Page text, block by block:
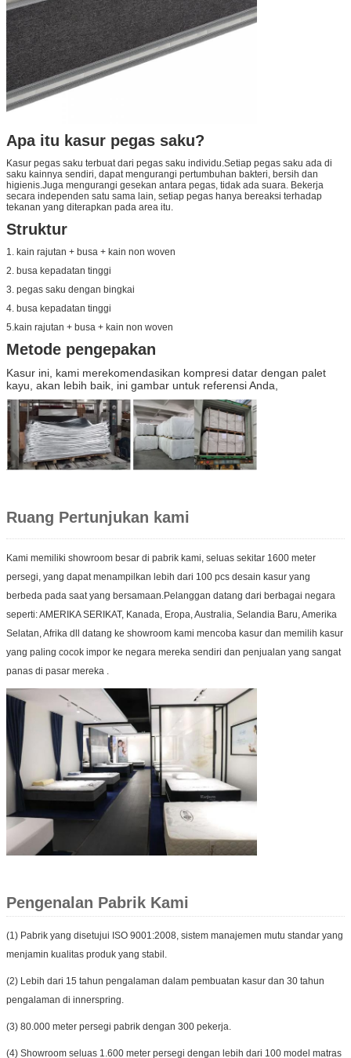
Apa itu kasur pegas saku?
Kasur pegas saku terbuat dari pegas saku individu.Setiap pegas saku ada di
saku kainnya sendiri, dapat mengurangi pertumbuhan bakteri, bersih dan
higienis.Juga mengurangi gesekan antara pegas, tidak ada suara. Bekerja
secara independen satu sama lain, setiap pegas hanya bereaksi terhadap
tekanan yang diterapkan pada area itu.
Struktur
1. kain rajutan + busa + kain non woven
2. busa kepadatan tinggi
3. pegas saku dengan bingkai
4. busa kepadatan tinggi
5.kain rajutan + busa + kain non woven
Metode pengepakan
Kasur ini, kami merekomendasikan kompresi datar dengan palet
kayu, akan lebih baik, ini gambar untuk referensi Anda,
Ruang Pertunjukan kami
Kami memiliki showroom besar di pabrik kami, seluas sekitar 1600 meter
persegi, yang dapat menampilkan lebih dari 100 pcs desain kasur yang
berbeda pada saat yang bersamaan.Pelanggan datang dari berbagai negara
seperti: AMERIKA SERIKAT, Kanada, Eropa, Australia, Selandia Baru, Amerika
Selatan, Afrika dll datang ke showroom kami mencoba kasur dan memilih kasur
yang paling cocok impor ke negara mereka sendiri dan penjualan yang sangat
panas di pasar mereka .
Pengenalan Pabrik Kami
(1) Pabrik yang disetujui ISO 9001:2008, sistem manajemen mutu standar yang
menjamin kualitas produk yang stabil.
(2) Lebih dari 15 tahun pengalaman dalam pembuatan kasur dan 30 tahun
pengalaman di innerspring.
(3) 80.000 meter persegi pabrik dengan 300 pekerja.
(4) Showroom seluas 1.600 meter persegi dengan lebih dari 100 model matras